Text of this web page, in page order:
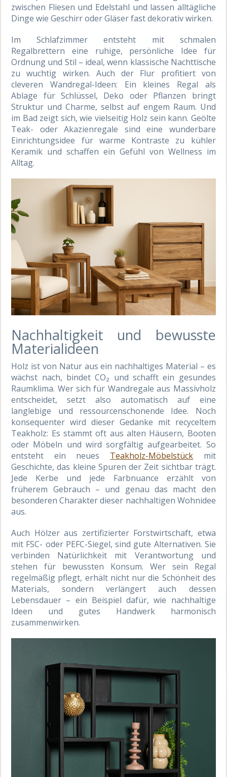
zwischen Fliesen und Edelstahl und lassen alltägliche
Dinge wie Geschirr oder Gläser fast dekorativ wirken.
Im Schlafzimmer entsteht mit schmalen
Regalbrettern eine ruhige, persönliche Idee für
Ordnung und Stil – ideal, wenn klassische Nachttische
zu wuchtig wirken. Auch der Flur profitiert von
cleveren Wandregal-Ideen: Ein kleines Regal als
Ablage für Schlüssel, Deko oder Pflanzen bringt
Struktur und Charme, selbst auf engem Raum. Und
im Bad zeigt sich, wie vielseitig Holz sein kann. Geölte
Teak- oder Akazienregale sind eine wunderbare
Einrichtungsidee für warme Kontraste zu kühler
Keramik und schaffen ein Gefühl von Wellness im
Alltag.
Nachhaltigkeit und bewusste
Materialideen
Holz ist von Natur aus ein nachhaltiges Material – es
wächst nach, bindet CO₂ und schafft ein gesundes
Raumklima. Wer sich für Wandregale aus Massivholz
entscheidet, setzt also automatisch auf eine
langlebige und ressourcenschonende Idee. Noch
konsequenter wird dieser Gedanke mit recyceltem
Teakholz: Es stammt oft aus alten Häusern, Booten
oder Möbeln und wird sorgfältig aufgearbeitet. So
entsteht ein neues Teakholz-Möbelstück mit
Geschichte, das kleine Spuren der Zeit sichtbar trägt.
Jede Kerbe und jede Farbnuance erzählt von
früherem Gebrauch – und genau das macht den
besonderen Charakter dieser nachhaltigen Wohnidee
aus.
Auch Hölzer aus zertifizierter Forstwirtschaft, etwa
mit FSC- oder PEFC-Siegel, sind gute Alternativen. Sie
verbinden Natürlichkeit mit Verantwortung und
stehen für bewussten Konsum. Wer sein Regal
regelmäßig pflegt, erhält nicht nur die Schönheit des
Materials, sondern verlängert auch dessen
Lebensdauer – ein Beispiel dafür, wie nachhaltige
Ideen und gutes Handwerk harmonisch
zusammenwirken.